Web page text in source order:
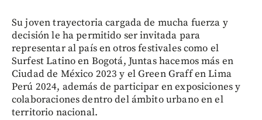
Su joven trayectoria cargada de mucha fuerza y
decisión le ha permitido ser invitada para
representar al país en otros festivales como el
Surfest Latino en Bogotá, Juntas hacemos más en
Ciudad de México 2023 y el Green Graff en Lima
Perú 2024, además de participar en exposiciones y
colaboraciones dentro del ámbito urbano en el
territorio nacional.